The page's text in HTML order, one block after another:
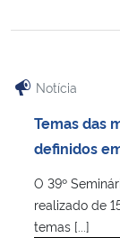
Notícia
Temas das
definidos
O 39º
realizado de
temas [...]